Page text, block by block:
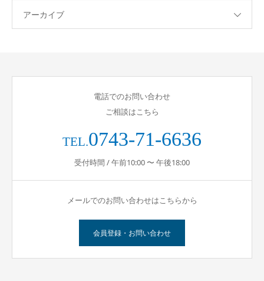
アーカイブ
電話でのお問い合わせ
ご相談はこちら
TEL.0743-71-6636
受付時間 / 午前10:00 〜 午後18:00
メールでのお問い合わせはこちらから
会員登録・お問い合わせ